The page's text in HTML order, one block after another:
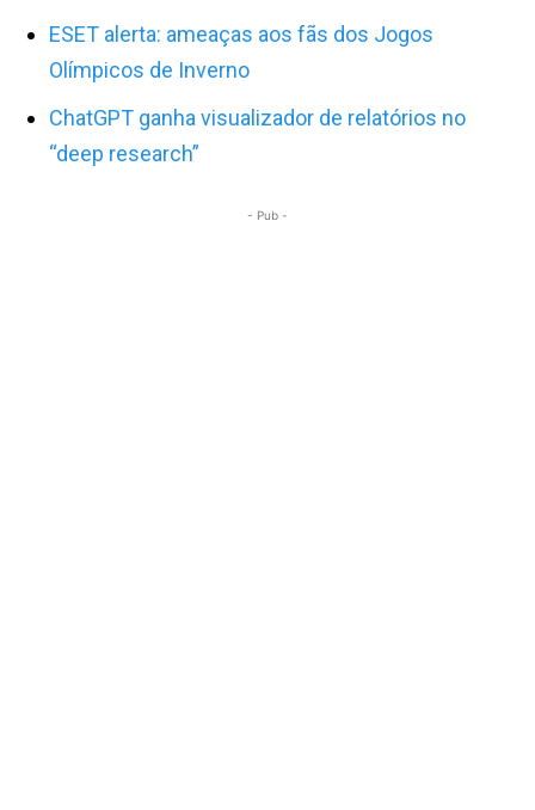
ESET alerta: ameaças aos fãs dos Jogos
Olímpicos de Inverno
ChatGPT ganha visualizador de relatórios no
“deep research”
- Pub -